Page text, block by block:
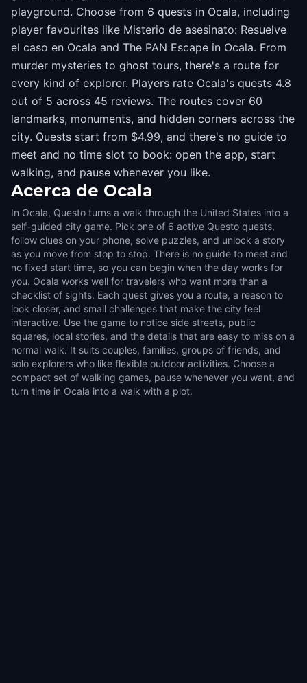
playground. Choose from 6 quests in Ocala, including
player favourites like Misterio de asesinato: Resuelve
el caso en Ocala and The PAN Escape in Ocala. From
murder mysteries to ghost tours, there's a route for
every kind of explorer. Players rate Ocala's quests 4.8
out of 5 across 45 reviews. The routes cover 60
landmarks, monuments, and hidden corners across the
city. Quests start from $4.99, and there's no guide to
meet and no time slot to book: open the app, start
walking, and pause whenever you like.
Acerca de Ocala
In Ocala, Questo turns a walk through the United States into a
self-guided city game. Pick one of 6 active Questo quests,
follow clues on your phone, solve puzzles, and unlock a story
as you move from stop to stop. There is no guide to meet and
no fixed start time, so you can begin when the day works for
you. Ocala works well for travelers who want more than a
checklist of sights. Each quest gives you a route, a reason to
look closer, and small challenges that make the city feel
interactive. Use the game to notice side streets, public
squares, local stories, and the details that are easy to miss on a
normal walk. It suits couples, families, groups of friends, and
solo explorers who like flexible outdoor activities. Choose a
compact set of walking games, pause whenever you want, and
turn time in Ocala into a walk with a plot.